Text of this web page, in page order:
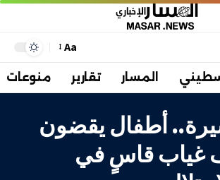
Aa
المسار تقارير منوعات
أسيرة.. أطفال يقضون
غياب قاسٍ في